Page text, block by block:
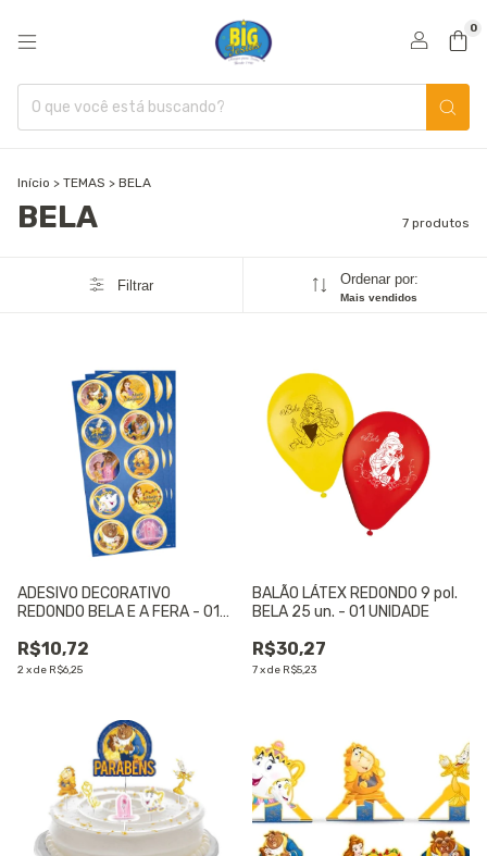
0
Início > TEMAS > BELA
BELA 7 produtos
Filtrar Ordenar por:
Mais vendidos
ADESIVO DECORATIVO
REDONDO BELA E A FERA - 01
R$10,72
2xde R$6,25
BALÃO LÁTEX REDONDO 9 pol.
BELA 25 un. - 01 UNIDADE
R$30,27
7xde R$5,23